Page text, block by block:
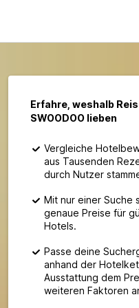
Erfahre, weshalb
SWOODOO lieben
Vergleiche
aus Tausenden
durch Nutzer
Mit nur einer Suche
genaue Preise für
Hotels.
Passe deine
anhand der
Ausstattung dem
weiteren Faktoren